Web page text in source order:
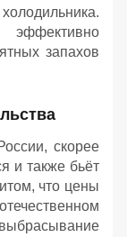
запахов
скорее
и также бьёт
что цены